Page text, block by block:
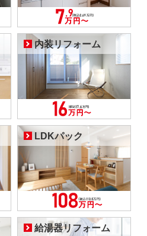
内装リフォーム
LDKパック
給湯器リフォーム